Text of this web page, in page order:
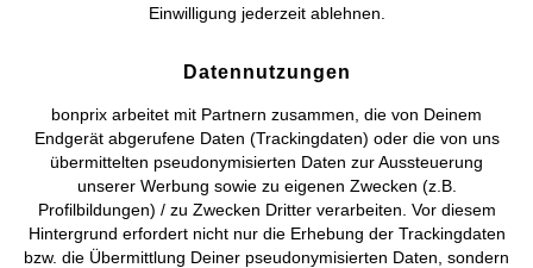
Mehr von bonprix auf
Preisangaben inkl. gesetzl. MwSt. und zzgl.Service- &
Versandkosten
Einwilligung jederzeit ablehnen.
Datennutzungen
bonprix arbeitet mit Partnern zusammen, die von Deinem
Endgerät abgerufene Daten (Trackingdaten) oder die von uns
übermittelten pseudonymisierten Daten zur Aussteuerung
unserer Werbung sowie zu eigenen Zwecken (z.B.
Profilbildungen) / zu Zwecken Dritter verarbeiten. Vor diesem
Hintergrund erfordert nicht nur die Erhebung der Trackingdaten
bzw. die Übermittlung Deiner pseudonymisierten Daten, sondern